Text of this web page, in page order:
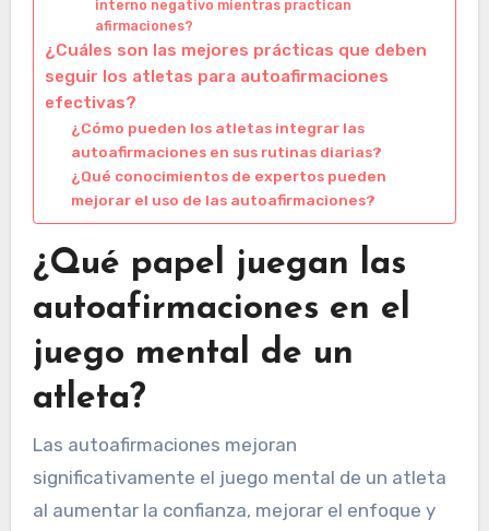
interno negativo mientras practican
afirmaciones?
¿Cuáles son las mejores prácticas que deben
seguir los atletas para autoafirmaciones
efectivas?
¿Cómo pueden los atletas integrar las
autoafirmaciones en sus rutinas diarias?
¿Qué conocimientos de expertos pueden
mejorar el uso de las autoafirmaciones?
¿Qué papel juegan las
autoafirmaciones en el
juego mental de un
atleta?
Las autoafirmaciones mejoran
significativamente el juego mental de un atleta
al aumentar la confianza, mejorar el enfoque y